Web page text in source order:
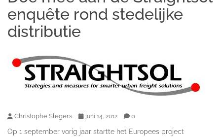
enquête rond stedelijke
distributie
Christophe Slegers juni 14, 2012 0
Op 1 september vorig jaar startte het Europees project